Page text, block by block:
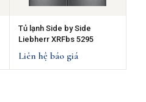
Tủ lạnh Side by Side
Liebherr XRFbs 5295
Liên hệ báo giá